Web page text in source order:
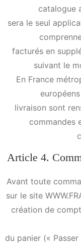
catalogue
sera le seul
facturés en
suivant le
En France
livraison sont
commandes
Article 4.
Avant toute
sur le site
création de
du panier («